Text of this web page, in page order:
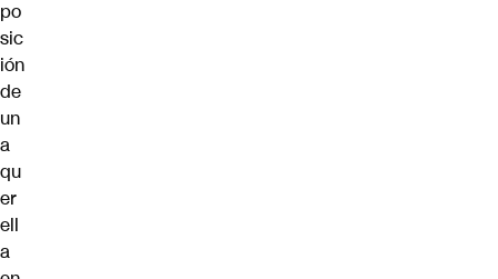
po
sic
ión
de
un
a
qu
er
ell
a